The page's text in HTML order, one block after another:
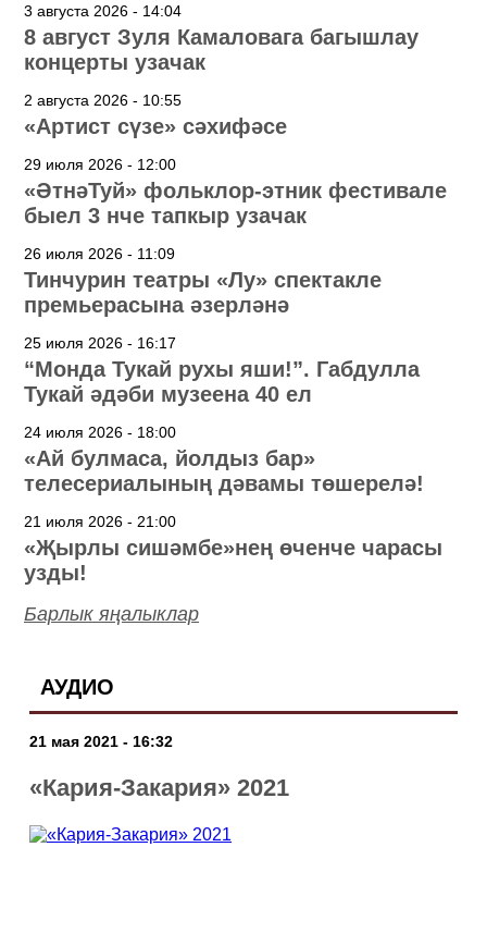
3 августа 2026 - 14:04
8 август Зуля Камаловага багышлау
концерты узачак
2 августа 2026 - 10:55
«Артист сүзе» сәхифәсе
29 июля 2026 - 12:00
«ӘтнәТуй» фольклор-этник фестивале
быел 3 нче тапкыр узачак
26 июля 2026 - 11:09
Тинчурин театры «Лу» спектакле
премьерасына әзерләнә
25 июля 2026 - 16:17
“Монда Тукай рухы яши!”. Габдулла
Тукай әдәби музеена 40 ел
24 июля 2026 - 18:00
«Ай булмаса, йолдыз бар»
телесериалының дәвамы төшерелә!
21 июля 2026 - 21:00
«Җырлы сишәмбе»нең өченче чарасы
узды!
Барлык яңалыклар
АУДИО
21 мая 2021 - 16:32
«Кария-Закария» 2021